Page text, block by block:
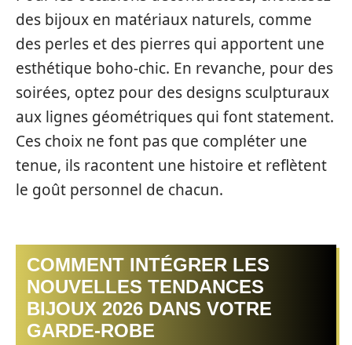
des bijoux en matériaux naturels, comme
des perles et des pierres qui apportent une
esthétique boho-chic. En revanche, pour des
soirées, optez pour des designs sculpturaux
aux lignes géométriques qui font statement.
Ces choix ne font pas que compléter une
tenue, ils racontent une histoire et reflètent
le goût personnel de chacun.
COMMENT INTÉGRER LES
NOUVELLES TENDANCES
BIJOUX 2026 DANS VOTRE
GARDE-ROBE